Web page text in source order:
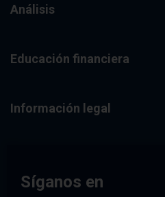
Análisis
Educación financiera
Información legal
Síganos en